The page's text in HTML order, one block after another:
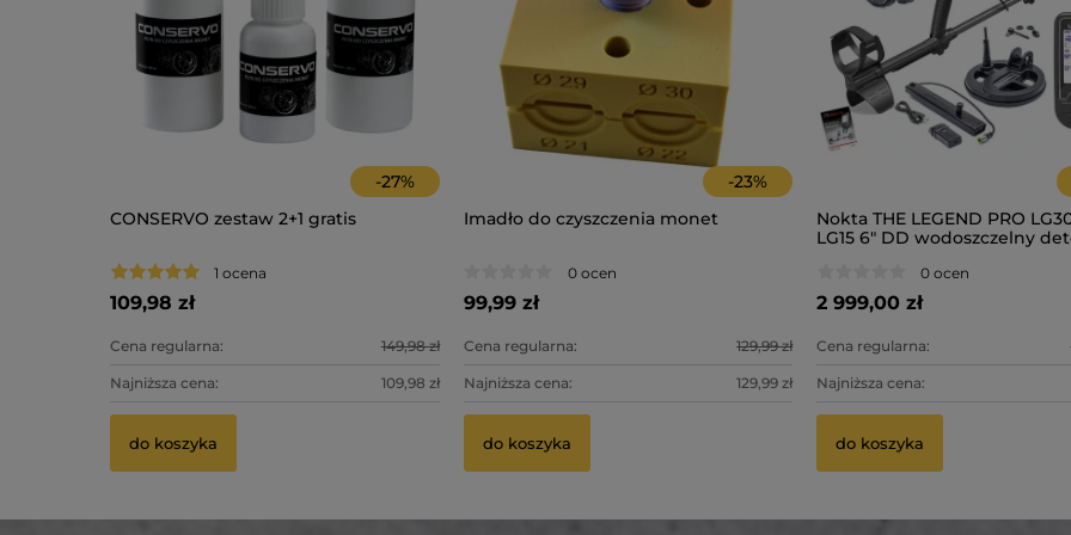
-27%
CONSERVO zestaw 2+1 gratis
1 ocena
109,98 zł
Cena regularna: 149,98 zł
Najniższa cena: 109,98 zł
do koszyka
-23%
Imadło do czyszczenia monet
0 ocen
99,99 zł
Cena regularna: 129,99 zł
Najniższa cena: 129,99 zł
do koszyka
Nokta THE LEGEND PRO
LG15 6" DD wodoszczelny
0 ocen
2 999,00 zł
Cena regularna:
Najniższa cena:
do koszyka